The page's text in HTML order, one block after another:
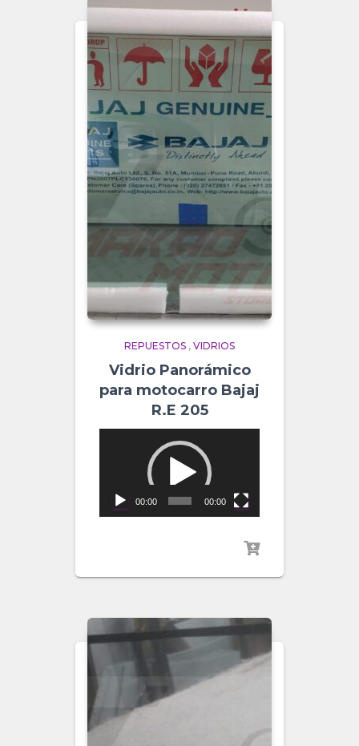
REPUESTOS , VIDRIOS
Vidrio Panorámico
para motocarro Bajaj
R.E 205
Player
00:00 00:00